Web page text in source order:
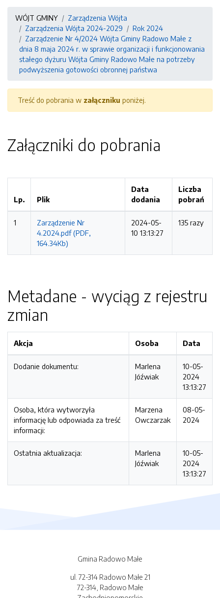
WÓJT GMINY
Zarządzenia Wójta
Zarządzenia Wójta 2024-2029
Rok 2024
Zarządzenie Nr 4/2024 Wójta Gminy Radowo Małe z
dnia 8 maja 2024 r. w sprawie organizacji i funkcjonowania
stałego dyżuru Wójta Gminy Radowo Małe na potrzeby
podwyższenia gotowości obronnej państwa
Treść do pobrania w załączniku poniżej.
Załączniki do pobrania
Lp. Plik
Data
dodania
Liczba
pobrań
1
Zarządzenie Nr
4.2024.pdf (PDF,
164.34Kb)
2024-05-
10 13:13:27
135 razy
Metadane - wyciąg z rejestru
zmian
Akcja Osoba Data
Dodanie dokumentu:
Marlena
Jóźwiak
10-05-
2024
13:13:27
Osoba, która wytworzyła
informację lub odpowiada za treść
informacji:
Marzena
Owczarzak
08-05-
2024
Ostatnia aktualizacja:
Marlena
Jóźwiak
10-05-
2024
13:13:27
Gmina Radowo Małe
ul. 72-314 Radowo Małe 21
72-314, Radowo Małe